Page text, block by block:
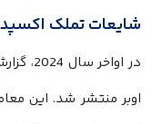
شایعات تملک
در